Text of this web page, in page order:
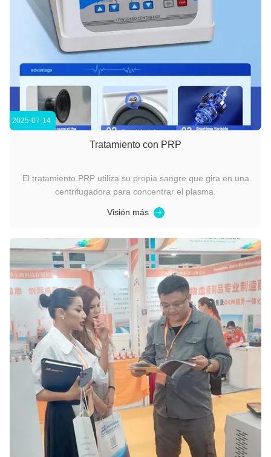
2025-07-14
Tratamiento con PRP
El tratamiento PRP utiliza su propia sangre que gira en una
centrifugadora para concentrar el plasma.
Visión más